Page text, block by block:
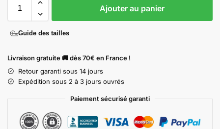
Ajouter au panier
Guide des tailles
Livraison gratuite 🚚 dès 70€ en France !
Retour garanti sous 14 jours
Expédition sous 2 à 3 jours ouvrés
Paiement sécurisé garanti